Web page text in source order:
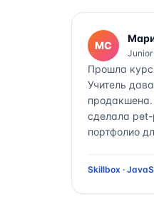
МС
Junior
Прошла
Учитель
сделала
портфолио
Skillbox ·